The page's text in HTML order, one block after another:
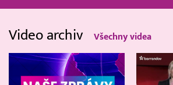
Video archiv Všechny videa